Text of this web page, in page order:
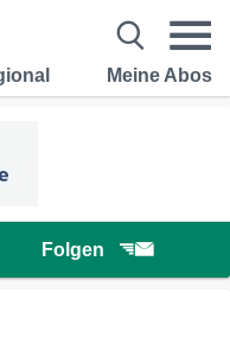
Meine Abos
Folgen